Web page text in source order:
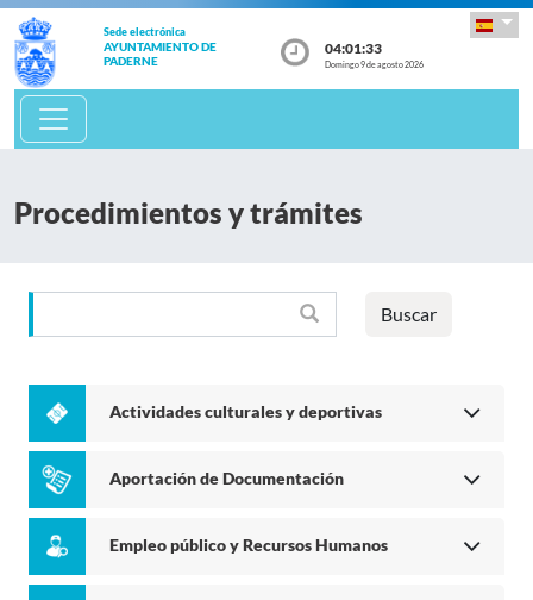
Sede electrónica
AYUNTAMIENTO DE
PADERNE
04:01:33
Domingo 9 de agosto 2026
Procedimientos y trámites
Buscar
Actividades culturales y deportivas
Aportación de Documentación
Empleo público y Recursos Humanos